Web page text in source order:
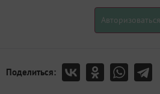
Авторизоваться
Поделиться: